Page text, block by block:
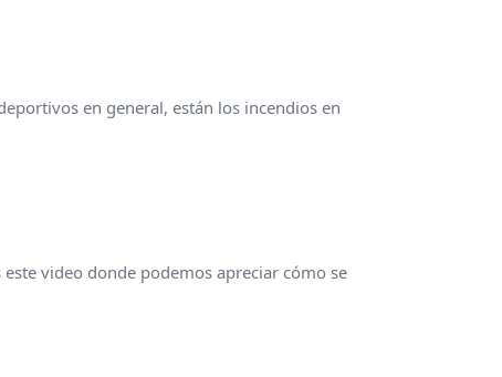
en general, están los incendios en
video donde podemos apreciar cómo se